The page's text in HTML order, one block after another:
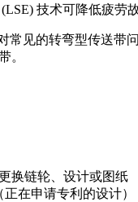
技术可降低疲劳
常见的转弯型传送
。
换链轮、设计或图纸
在申请专利的设计）